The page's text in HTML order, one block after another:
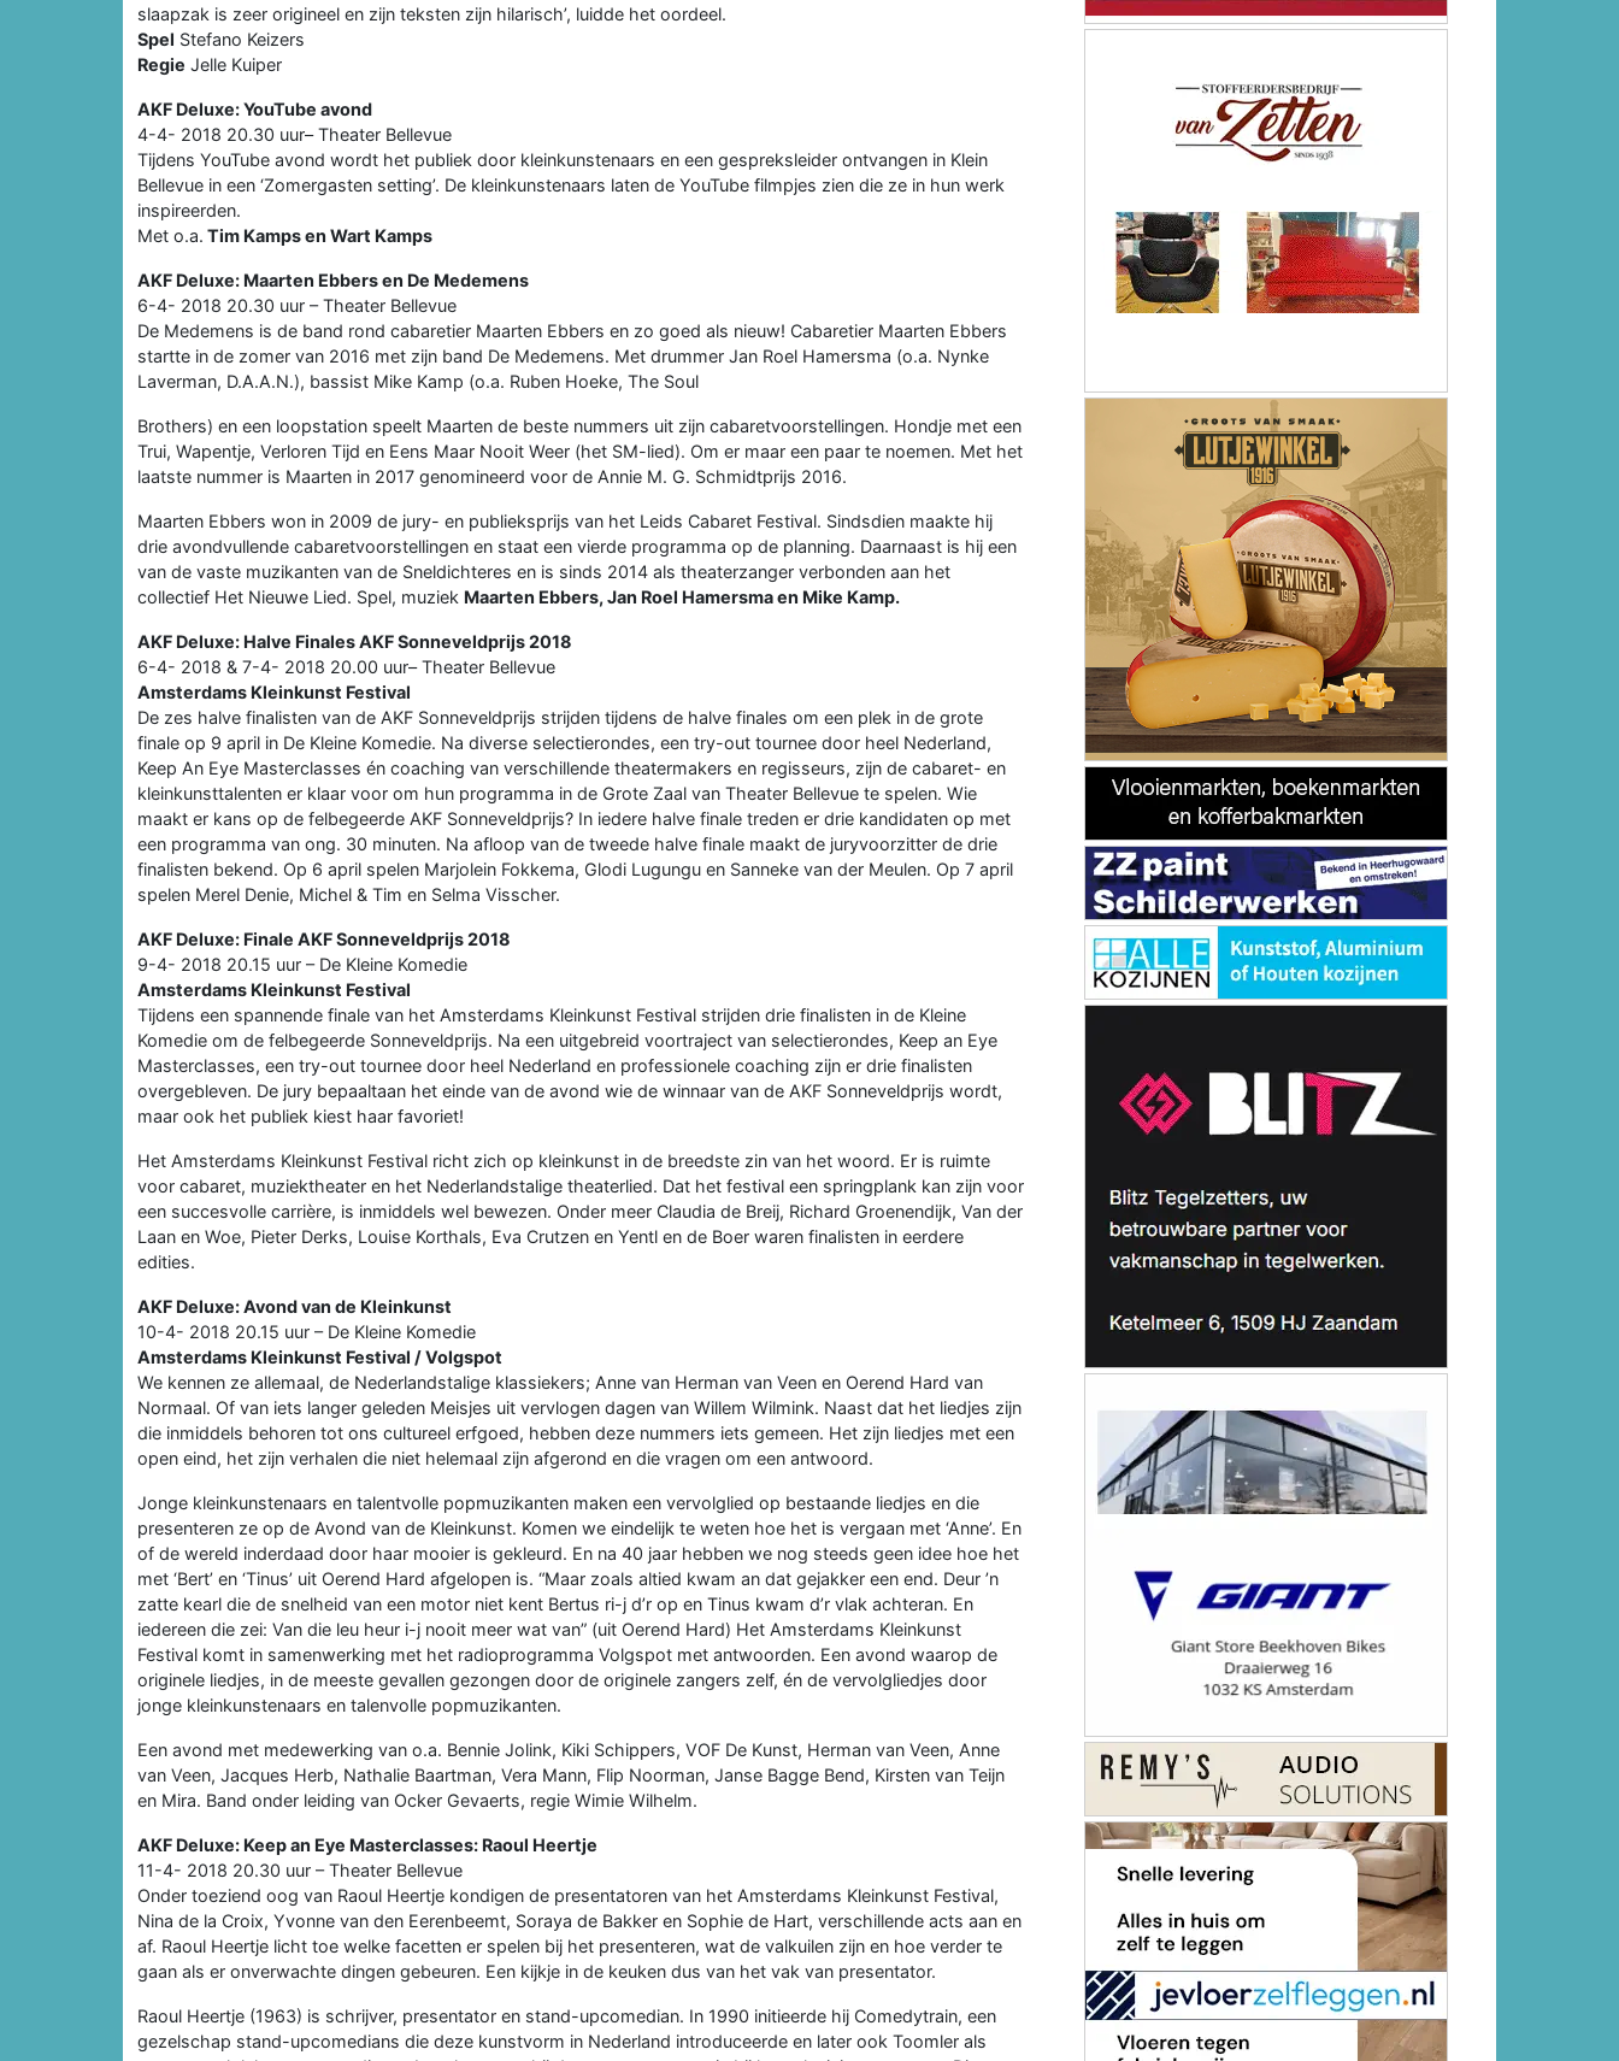
slaapzak is zeer origineel en zijn teksten zijn hilarisch’, luidde het oordeel.
Spel Stefano Keizers
Regie Jelle Kuiper
AKF Deluxe: YouTube avond
4-4- 2018 20.30 uur– Theater Bellevue
Tijdens YouTube avond wordt het publiek door kleinkunstenaars en een gespreksleider ontvangen in Klein
Bellevue in een ‘Zomergasten setting’. De kleinkunstenaars laten de YouTube filmpjes zien die ze in hun werk
inspireerden.
Met o.a. Tim Kamps en Wart Kamps
AKF Deluxe: Maarten Ebbers en De Medemens
6-4- 2018 20.30 uur – Theater Bellevue
De Medemens is de band rond cabaretier Maarten Ebbers en zo goed als nieuw! Cabaretier Maarten Ebbers
startte in de zomer van 2016 met zijn band De Medemens. Met drummer Jan Roel Hamersma (o.a. Nynke
Laverman, D.A.A.N.), bassist Mike Kamp (o.a. Ruben Hoeke, The Soul
Brothers) en een loopstation speelt Maarten de beste nummers uit zijn cabaretvoorstellingen. Hondje met een
Trui, Wapentje, Verloren Tijd en Eens Maar Nooit Weer (het SM-lied). Om er maar een paar te noemen. Met het
laatste nummer is Maarten in 2017 genomineerd voor de Annie M. G. Schmidtprijs 2016.
Maarten Ebbers won in 2009 de jury- en publieksprijs van het Leids Cabaret Festival. Sindsdien maakte hij
drie avondvullende cabaretvoorstellingen en staat een vierde programma op de planning. Daarnaast is hij een
van de vaste muzikanten van de Sneldichteres en is sinds 2014 als theaterzanger verbonden aan het
collectief Het Nieuwe Lied. Spel, muziek Maarten Ebbers, Jan Roel Hamersma en Mike Kamp.
AKF Deluxe: Halve Finales AKF Sonneveldprijs 2018
6-4- 2018 & 7-4- 2018 20.00 uur– Theater Bellevue
Amsterdams Kleinkunst Festival
De zes halve finalisten van de AKF Sonneveldprijs strijden tijdens de halve finales om een plek in de grote
finale op 9 april in De Kleine Komedie. Na diverse selectierondes, een try-out tournee door heel Nederland,
Keep An Eye Masterclasses én coaching van verschillende theatermakers en regisseurs, zijn de cabaret- en
kleinkunsttalenten er klaar voor om hun programma in de Grote Zaal van Theater Bellevue te spelen. Wie
maakt er kans op de felbegeerde AKF Sonneveldprijs? In iedere halve finale treden er drie kandidaten op met
een programma van ong. 30 minuten. Na afloop van de tweede halve finale maakt de juryvoorzitter de drie
finalisten bekend. Op 6 april spelen Marjolein Fokkema, Glodi Lugungu en Sanneke van der Meulen. Op 7 april
spelen Merel Denie, Michel & Tim en Selma Visscher.
AKF Deluxe: Finale AKF Sonneveldprijs 2018
9-4- 2018 20.15 uur – De Kleine Komedie
Amsterdams Kleinkunst Festival
Tijdens een spannende finale van het Amsterdams Kleinkunst Festival strijden drie finalisten in de Kleine
Komedie om de felbegeerde Sonneveldprijs. Na een uitgebreid voortraject van selectierondes, Keep an Eye
Masterclasses, een try-out tournee door heel Nederland en professionele coaching zijn er drie finalisten
overgebleven. De jury bepaaltaan het einde van de avond wie de winnaar van de AKF Sonneveldprijs wordt,
maar ook het publiek kiest haar favoriet!
Het Amsterdams Kleinkunst Festival richt zich op kleinkunst in de breedste zin van het woord. Er is ruimte
voor cabaret, muziektheater en het Nederlandstalige theaterlied. Dat het festival een springplank kan zijn voor
een succesvolle carrière, is inmiddels wel bewezen. Onder meer Claudia de Breij, Richard Groenendijk, Van der
Laan en Woe, Pieter Derks, Louise Korthals, Eva Crutzen en Yentl en de Boer waren finalisten in eerdere
edities.
AKF Deluxe: Avond van de Kleinkunst
10-4- 2018 20.15 uur – De Kleine Komedie
Amsterdams Kleinkunst Festival / Volgspot
We kennen ze allemaal, de Nederlandstalige klassiekers; Anne van Herman van Veen en Oerend Hard van
Normaal. Of van iets langer geleden Meisjes uit vervlogen dagen van Willem Wilmink. Naast dat het liedjes zijn
die inmiddels behoren tot ons cultureel erfgoed, hebben deze nummers iets gemeen. Het zijn liedjes met een
open eind, het zijn verhalen die niet helemaal zijn afgerond en die vragen om een antwoord.
Jonge kleinkunstenaars en talentvolle popmuzikanten maken een vervolglied op bestaande liedjes en die
presenteren ze op de Avond van de Kleinkunst. Komen we eindelijk te weten hoe het is vergaan met ‘Anne’. En
of de wereld inderdaad door haar mooier is gekleurd. En na 40 jaar hebben we nog steeds geen idee hoe het
met ‘Bert’ en ‘Tinus’ uit Oerend Hard afgelopen is. “Maar zoals altied kwam an dat gejakker een end. Deur ’n
zatte kearl die de snelheid van een motor niet kent Bertus ri-j d’r op en Tinus kwam d’r vlak achteran. En
iedereen die zei: Van die leu heur i-j nooit meer wat van” (uit Oerend Hard) Het Amsterdams Kleinkunst
Festival komt in samenwerking met het radioprogramma Volgspot met antwoorden. Een avond waarop de
originele liedjes, in de meeste gevallen gezongen door de originele zangers zelf, én de vervolgliedjes door
jonge kleinkunstenaars en talenvolle popmuzikanten.
Een avond met medewerking van o.a. Bennie Jolink, Kiki Schippers, VOF De Kunst, Herman van Veen, Anne
van Veen, Jacques Herb, Nathalie Baartman, Vera Mann, Flip Noorman, Janse Bagge Bend, Kirsten van Teijn
en Mira. Band onder leiding van Ocker Gevaerts, regie Wimie Wilhelm.
AKF Deluxe: Keep an Eye Masterclasses: Raoul Heertje
11-4- 2018 20.30 uur – Theater Bellevue
Onder toeziend oog van Raoul Heertje kondigen de presentatoren van het Amsterdams Kleinkunst Festival,
Nina de la Croix, Yvonne van den Eerenbeemt, Soraya de Bakker en Sophie de Hart, verschillende acts aan en
af. Raoul Heertje licht toe welke facetten er spelen bij het presenteren, wat de valkuilen zijn en hoe verder te
gaan als er onverwachte dingen gebeuren. Een kijkje in de keuken dus van het vak van presentator.
Raoul Heertje (1963) is schrijver, presentator en stand-upcomedian. In 1990 initieerde hij Comedytrain, een
gezelschap stand-upcomedians die deze kunstvorm in Nederland introduceerde en later ook Toomler als